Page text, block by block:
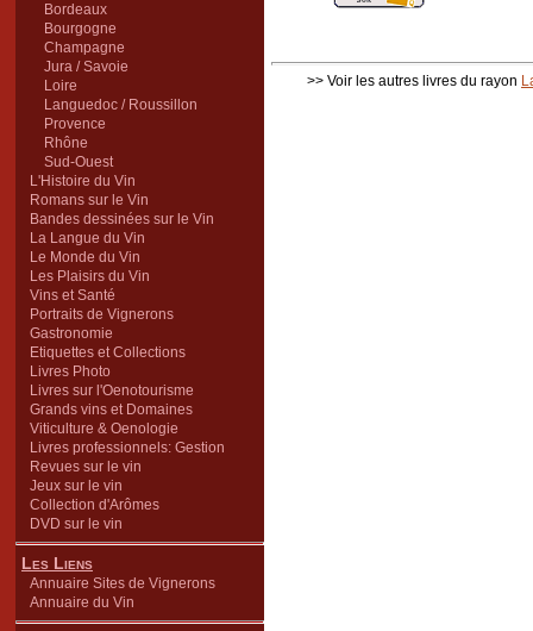
Bordeaux
Bourgogne
Champagne
Jura / Savoie
Loire
Languedoc / Roussillon
Provence
Rhône
Sud-Ouest
L'Histoire du Vin
Romans sur le Vin
Bandes dessinées sur le Vin
La Langue du Vin
Le Monde du Vin
Les Plaisirs du Vin
Vins et Santé
Portraits de Vignerons
Gastronomie
Etiquettes et Collections
Livres Photo
Livres sur l'Oenotourisme
Grands vins et Domaines
Viticulture & Oenologie
Livres professionnels: Gestion
Revues sur le vin
Jeux sur le vin
Collection d'Arômes
DVD sur le vin
Les Liens
Annuaire Sites de Vignerons
Annuaire du Vin
>> Voir les autres livres du rayon